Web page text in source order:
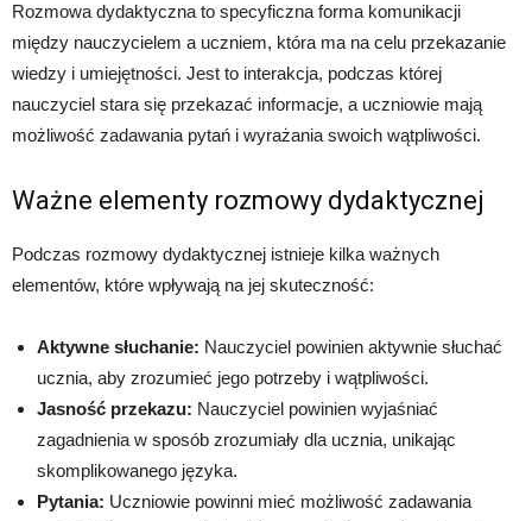
Rozmowa dydaktyczna to specyficzna forma komunikacji
między nauczycielem a uczniem, która ma na celu przekazanie
wiedzy i umiejętności. Jest to interakcja, podczas której
nauczyciel stara się przekazać informacje, a uczniowie mają
możliwość zadawania pytań i wyrażania swoich wątpliwości.
Ważne elementy rozmowy dydaktycznej
Podczas rozmowy dydaktycznej istnieje kilka ważnych
elementów, które wpływają na jej skuteczność:
Aktywne słuchanie: Nauczyciel powinien aktywnie słuchać
ucznia, aby zrozumieć jego potrzeby i wątpliwości.
Jasność przekazu: Nauczyciel powinien wyjaśniać
zagadnienia w sposób zrozumiały dla ucznia, unikając
skomplikowanego języka.
Pytania: Uczniowie powinni mieć możliwość zadawania